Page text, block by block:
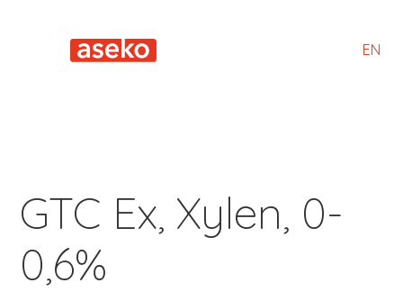
EN
GTC Ex, Xylen, 0-
0,6%